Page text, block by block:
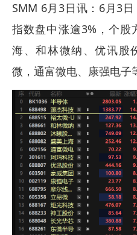
SMM 6月3日讯：6月3
指数盘中涨逾3%，个股
海、和林微纳、优讯股
微，通富微电、康强电子